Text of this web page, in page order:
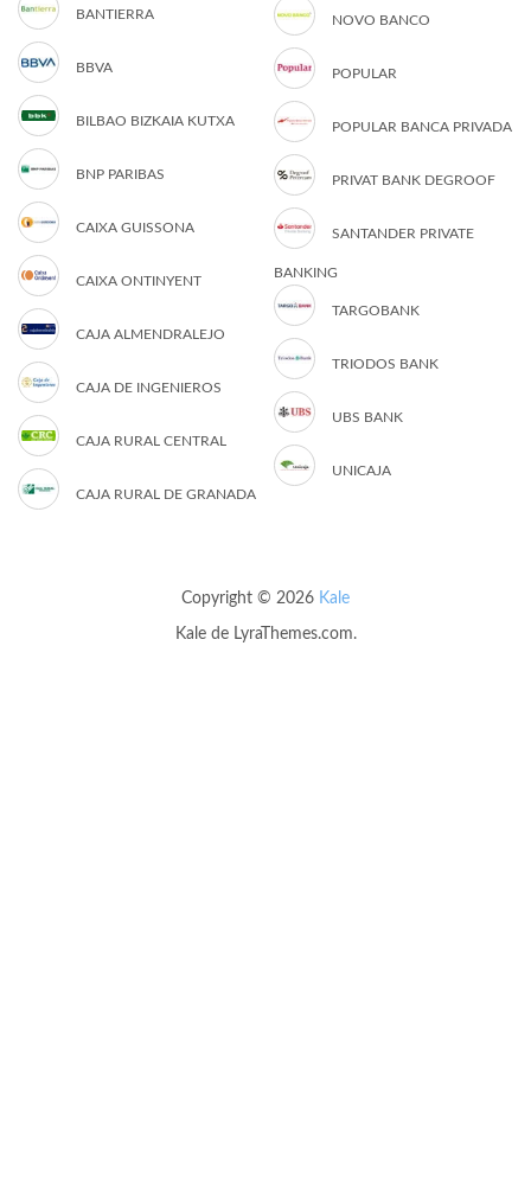
BANTIERRA
BBVA
BILBAO BIZKAIA KUTXA
BNP PARIBAS
CAIXA GUISSONA
CAIXA ONTINYENT
CAJA ALMENDRALEJO
CAJA DE INGENIEROS
CAJA RURAL CENTRAL
CAJA RURAL DE GRANADA
NOVO BANCO
POPULAR
POPULAR BANCA PRIVADA
PRIVAT BANK DEGROOF
SANTANDER PRIVATE
BANKING
TARGOBANK
TRIODOS BANK
UBS BANK
UNICAJA
Copyright © 2026 Kale
Kalede LyraThemes.com.